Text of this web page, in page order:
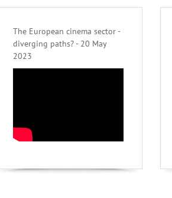
The European cinema sector -
diverging paths? - 20 May
2023